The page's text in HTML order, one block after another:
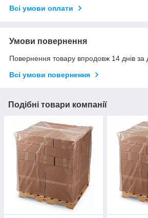
Всі умови оплати
Умови повернення
Повернення товару впродовж 14 днів за
Всі умови повернення
Подібні товари компанії